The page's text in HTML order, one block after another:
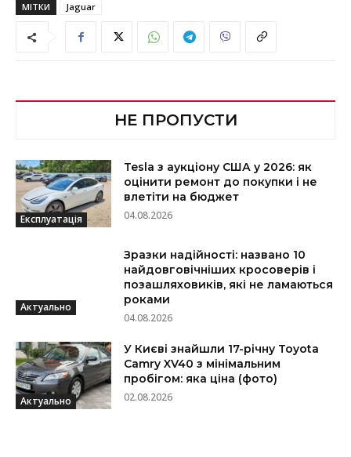
МІТКИ Jaguar
НЕ ПРОПУСТИ
Експлуатація
Tesla з аукціону США у 2026: як
оцінити ремонт до покупки і не
влетіти на бюджет
04.08.2026
Актуально
Зразки надійності: названо 10
найдовговічніших кросоверів і
позашляховиків, які не ламаються
роками
04.08.2026
Актуально
У Києві знайшли 17-річну Toyota
Camry XV40 з мінімальним
пробігом: яка ціна (фото)
02.08.2026